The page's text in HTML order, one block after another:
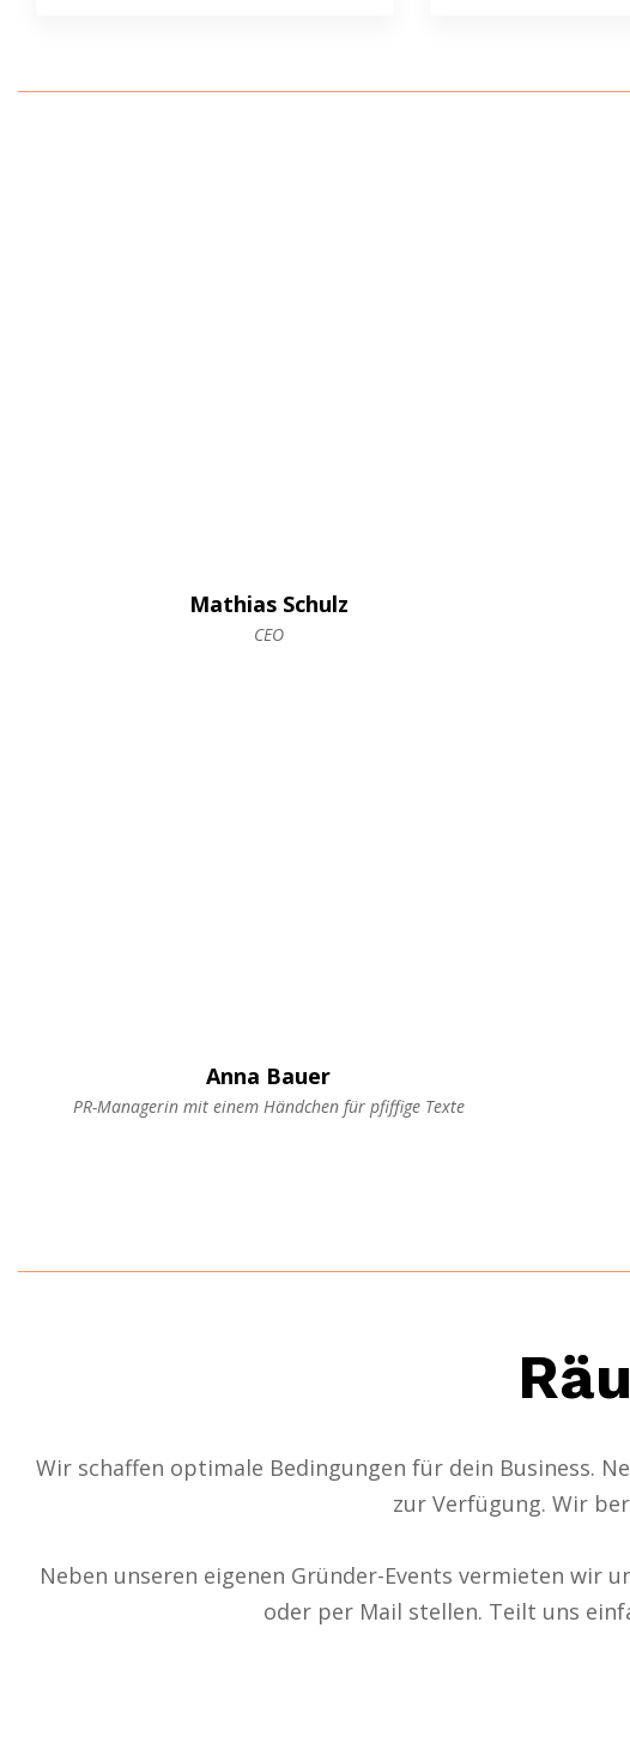
Mathias Schulz
CEO
Anna Bauer
PR-Managerin mit einem Händchen für pfiffige Texte
Wir schaffen optimale Bedingungen für dein Business.
zur Verfügung. Wir
Neben unseren eigenen Gründer-Events vermieten wir
oder per Mail stellen. Teilt uns